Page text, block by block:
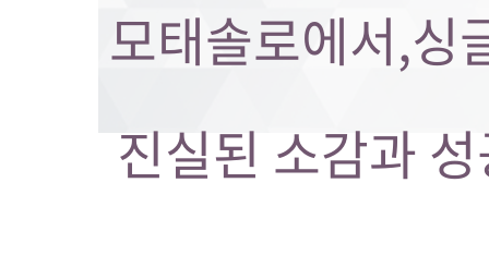
모태솔로에서,싱
진실된 소감과